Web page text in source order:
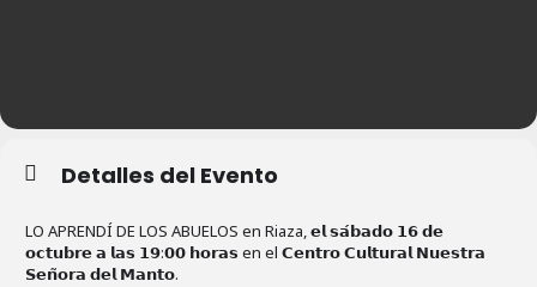
Detalles del Evento
LO APRENDÍ DE LOS ABUELOS en Riaza, 𝗲𝗹 𝘀𝗮́𝗯𝗮𝗱𝗼 𝟭𝟲 𝗱𝗲
𝗼𝗰𝘁𝘂𝗯𝗿𝗲 𝗮 𝗹𝗮𝘀 𝟭𝟵:𝟬𝟬 𝗵𝗼𝗿𝗮𝘀 en el 𝗖𝗲𝗻𝘁𝗿𝗼 𝗖𝘂𝗹𝘁𝘂𝗿𝗮𝗹 𝗡𝘂𝗲𝘀𝘁𝗿𝗮
𝗦𝗲𝗻̃𝗼𝗿𝗮 𝗱𝗲𝗹 𝗠𝗮𝗻𝘁𝗼.